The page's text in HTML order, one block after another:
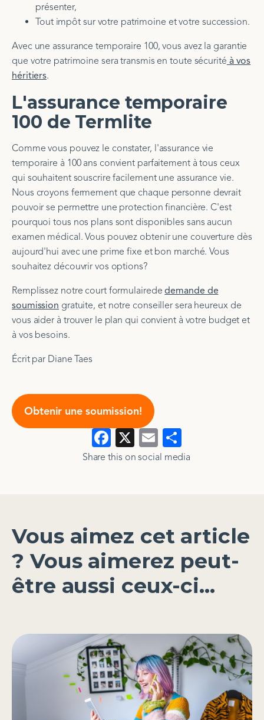
présenter,
Tout impôt sur votre patrimoine et votre succession.
Avec une assurance temporaire 100, vous avez la garantie
que votre patrimoine sera transmis en toute sécurité à vos
héritiers.
L'assurance temporaire
100 de Termlite
Comme vous pouvez le constater, l'assurance vie
temporaire à 100 ans convient parfaitement à tous ceux
qui souhaitent souscrire facilement une assurance vie.
Nous croyons fermement que chaque personne devrait
pouvoir se permettre une protection financière. C'est
pourquoi tous nos plans sont disponibles sans aucun
examen médical. Vous pouvez obtenir une couverture dès
aujourd'hui avec une prime fixe et bon marché. Vous
souhaitez découvrir vos options?
Remplissez notre court formulairededemande de
soumission gratuite, et notre conseiller sera heureux de
vous aider à trouver le plan qui convient à votre budget et
à vos besoins.
Écrit par Diane Taes
Obtenir une soumission!
Facebook
>
X Email
>
Montre
tout
Share this on social media​​
Vous aimez cet article
? Vous aimerez peut-
être aussi ceux-ci...